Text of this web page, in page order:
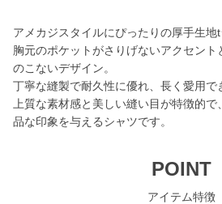
アメカジスタイルにぴったりの厚手生地t
胸元のポケットがさりげないアクセント
のこないデザイン。
丁寧な縫製で耐久性に優れ、長く愛用で
上質な素材感と美しい縫い目が特徴的
品な印象を与えるシャツです。
POINT
アイテム特徴